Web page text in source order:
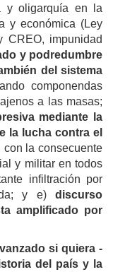
y oligarquía en la
y económica (Ley
CREO, impunidad
y podredumbre
del sistema
componendas
a las masas;
mediante la
la lucha contra el
con la consecuente
y militar en todos
infiltración por
y e) discurso
amplificado por
si quiera -
del país y la